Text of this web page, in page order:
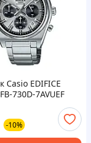
Casio EDIFICE
730D-7AVUEF
-10%